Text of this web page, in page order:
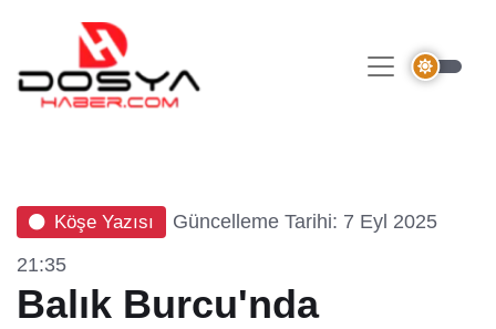
Köşe Yazısı
Güncelleme Tarihi: 7 Eyl 2025
21:35
Balık Burcu'nda